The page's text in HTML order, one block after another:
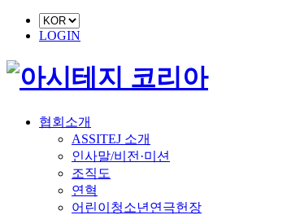
LOGIN
협회소개
ASSITEJ 소개
인사말/비전·미션
조직도
연혁
어린이청소년연극헌장